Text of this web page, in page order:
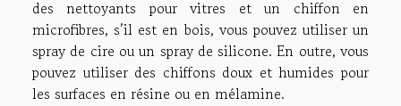
des nettoyants pour vitres et un chiffon en
microfibres, s’il est en bois, vous pouvez utiliser un
spray de cire ou un spray de silicone. En outre, vous
pouvez utiliser des chiffons doux et humides pour
les surfaces en résine ou en mélamine.